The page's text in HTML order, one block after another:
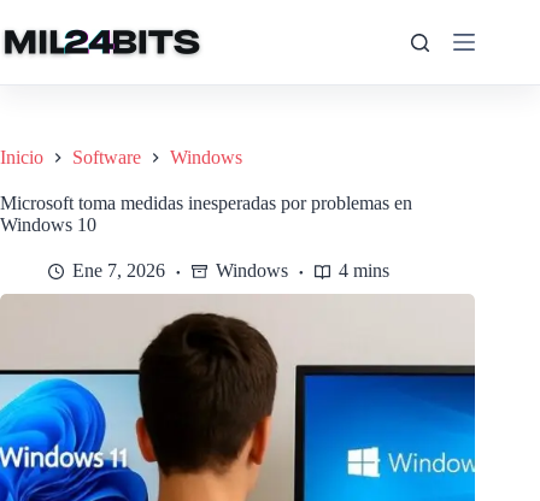
al
contenido
Inicio Software Windows
Microsoft toma medidas inesperadas por problemas en
Windows 10
Ene 7, 2026 Windows 4 mins